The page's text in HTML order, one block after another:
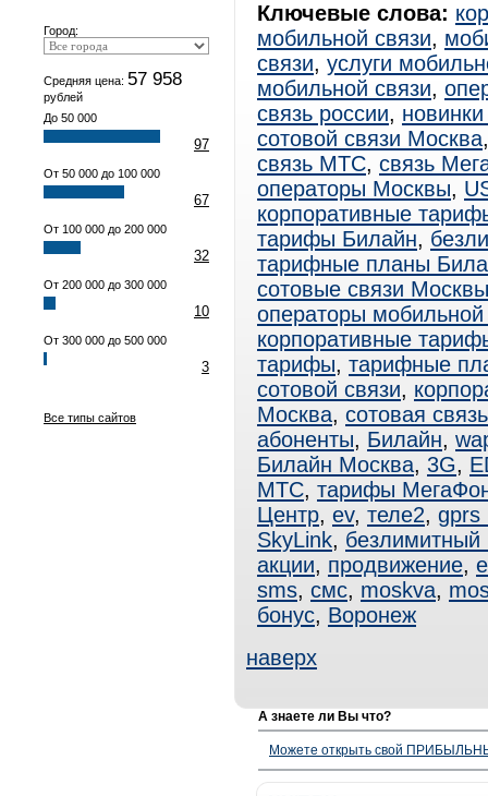
Город:
Средняя цена: 57 958
рублей
До 50 000
97
От 50 000 до 100 000
67
От 100 000 до 200 000
32
От 200 000 до 300 000
10
От 300 000 до 500 000
3
Все типы сайтов
Ключевые слова:
мобильной связи,
связи, услуги
мобильной связи,
связь россии,
сотовой связи Москва
связь МТС, связь
операторы Москвы,
корпоративные
тарифы Билайн,
тарифные планы
сотовые связи Москвы
операторы мобильной
корпоративные
тарифы, тарифные
сотовой связи,
Москва, сотовая
абоненты, Билайн,
Билайн Москва, 3G,
МТС, тарифы
Центр, ev, теле2, gprs
SkyLink, безлимитный
акции, продвижение,
sms, смс, moskva,
бонус, Воронеж
наверх
А знаете ли Вы что?
Можете открыть свой